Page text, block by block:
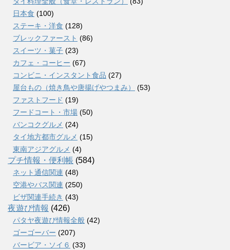
日本食 (100)
ステーキ・洋食 (128)
ブレックファースト (86)
スイーツ・菓子 (23)
カフェ・コーヒー (67)
コンビニ・インスタント食品 (27)
屋台もの（焼き鳥や唐揚げやつまみ）
(53)
ファストフード (19)
フードコート・市場 (50)
バンコクグルメ (24)
タイ地方都市グルメ (15)
東南アジアグルメ (4)
プチ情報・便利帳 (584)
ネット通信関連 (48)
空港やバス関連 (250)
ビザ関連手続き (43)
夜遊び情報 (426)
パタヤ夜遊び情報全般 (42)
ゴーゴーバー (207)
バービア・ソイ６ (33)